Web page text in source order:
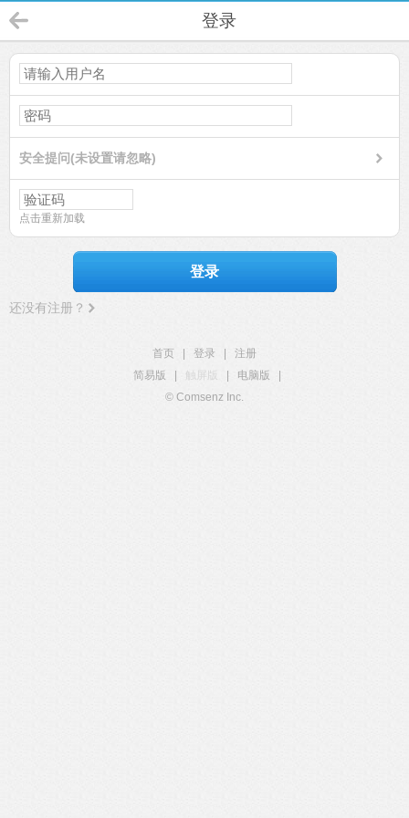
登录
安全提问(未设置请忽略)
点击重新加载
登录
还没有注册？
首页 登录
注册
简易版
触屏版 电脑版
© Comsenz Inc.